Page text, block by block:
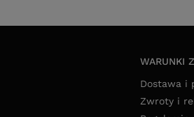
WARUNKI
Dostawa i
Zwroty i